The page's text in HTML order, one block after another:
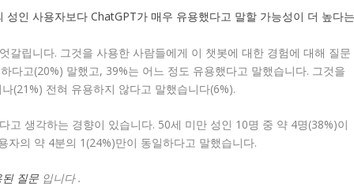
갈립니다. 그것을 사용한 사람들에게 이 챗봇에 대한 경험에 대해 질문
다고(20%) 말했고, 39%는 어느 정도 유용했다고 말했습니다. 그것을
(21%) 전혀 유용하지 않다고 말했습니다(6%).
고 생각하는 경향이 있습니다. 50세 미만 성인 10명 중 약 4명(38%)이
의 약 4분의 1(24%)만이 동일하다고 말했습니다.
질문 입니다 .